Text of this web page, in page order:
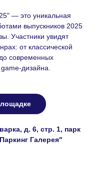
— это уникальная
выпускников 2025
Участники увидят
от классической
современных
дизайна.
д. 6, стр. 1, парк
Галерея"